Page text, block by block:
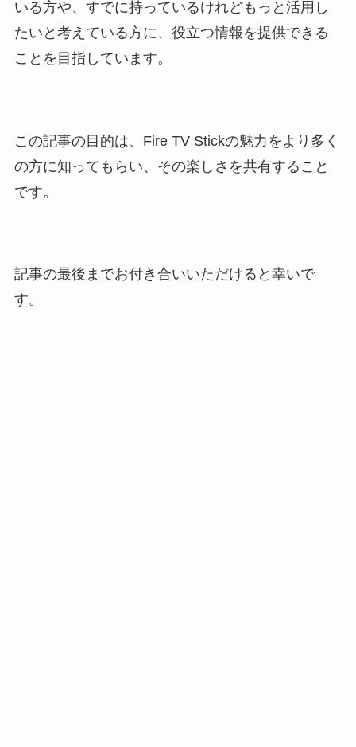
いる方や、すでに持っているけれどもっと活用し
たいと考えている方に、役立つ情報を提供できる
ことを目指しています。
この記事の目的は、Fire TV Stickの魅力をより多く
の方に知ってもらい、その楽しさを共有すること
です。
記事の最後までお付き合いいただけると幸いで
す。